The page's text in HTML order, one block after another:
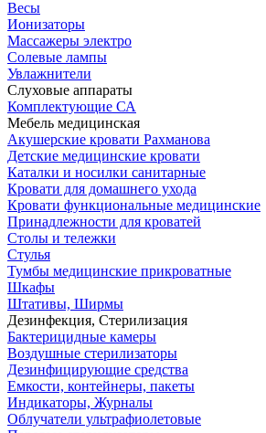
Весы
Ионизаторы
Массажеры электро
Солевые лампы
Увлажнители
Слуховые аппараты
Комплектующие СА
Мебель медицинская
Акушерские кровати Рахманова
Детские медицинские кровати
Каталки и носилки санитарные
Кровати для домашнего ухода
Кровати функциональные медицинские
Принадлежности для кроватей
Столы и тележки
Стулья
Тумбы медицинские прикроватные
Шкафы
Штативы, Ширмы
Дезинфекция, Стерилизация
Бактерицидные камеры
Воздушные стерилизаторы
Дезинфицирующие средства
Емкости, контейнеры, пакеты
Индикаторы, Журналы
Облучатели ультрафиолетовые